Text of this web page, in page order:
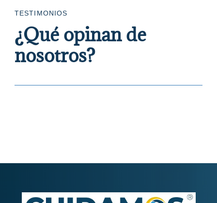
TESTIMONIOS
¿Qué opinan de
nosotros?